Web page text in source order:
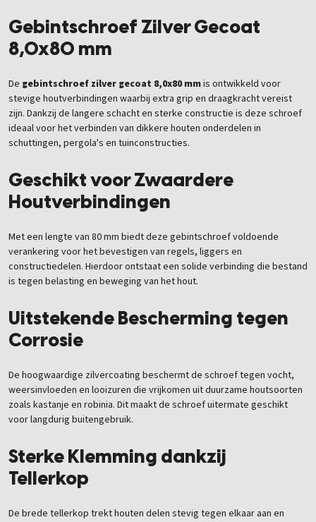
Gebintschroef Zilver Gecoat
8,0x80 mm
De gebintschroef zilver gecoat 8,0x80 mmis ontwikkeld voor
stevige houtverbindingen waarbij extra grip en draagkracht vereist
zijn. Dankzij de langere schacht en sterke constructie is deze schroef
ideaal voor het verbinden van dikkere houten onderdelen in
schuttingen, pergola's en tuinconstructies.
Geschikt voor Zwaardere
Houtverbindingen
Met een lengte van 80 mm biedt deze gebintschroef voldoende
verankering voor het bevestigen van regels, liggers en
constructiedelen. Hierdoor ontstaat een solide verbinding die bestand
is tegen belasting en beweging van het hout.
Uitstekende Bescherming tegen
Corrosie
De hoogwaardige zilvercoating beschermt de schroef tegen vocht,
weersinvloeden en looizuren die vrijkomen uit duurzame houtsoorten
zoals kastanje en robinia. Dit maakt de schroef uitermate geschikt
voor langdurig buitengebruik.
Sterke Klemming dankzij
Tellerkop
De brede tellerkop trekt houten delen stevig tegen elkaar aan en